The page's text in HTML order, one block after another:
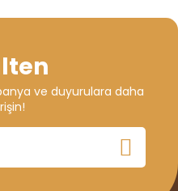
ve duyurulara daha